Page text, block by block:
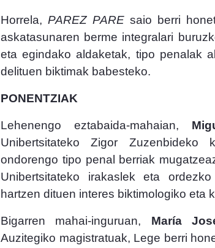
Horrela, PAREZ PAREsaio berri
askatasunaren berme integralari
eta egindako aldaketak, tipo penalak
delituen biktimak babesteko.
PONENTZIAK
Lehenengo eztabaida-mahaian,
Unibertsitateko Zigor Zuzenbideko
ondorengo tipo penal berriak
Unibertsitateko irakaslek eta
hartzen dituen interes biktimologiko eta
Bigarren mahai-inguruan, María
Auzitegiko magistratuak, Lege berri